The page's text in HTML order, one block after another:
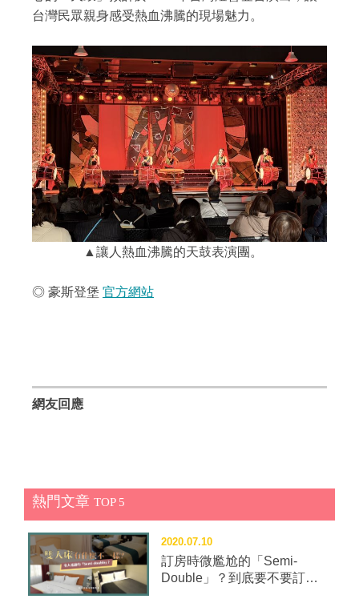
台灣民眾親身感受熱血沸騰的現場魅力。
▲讓人熱血沸騰的天鼓表演團。
◎ 豪斯登堡 官方網站
網友回應
熱門文章 TOP 5
2020.07.10
訂房時微尷尬的「Semi-
Double」？到底要不要訂這